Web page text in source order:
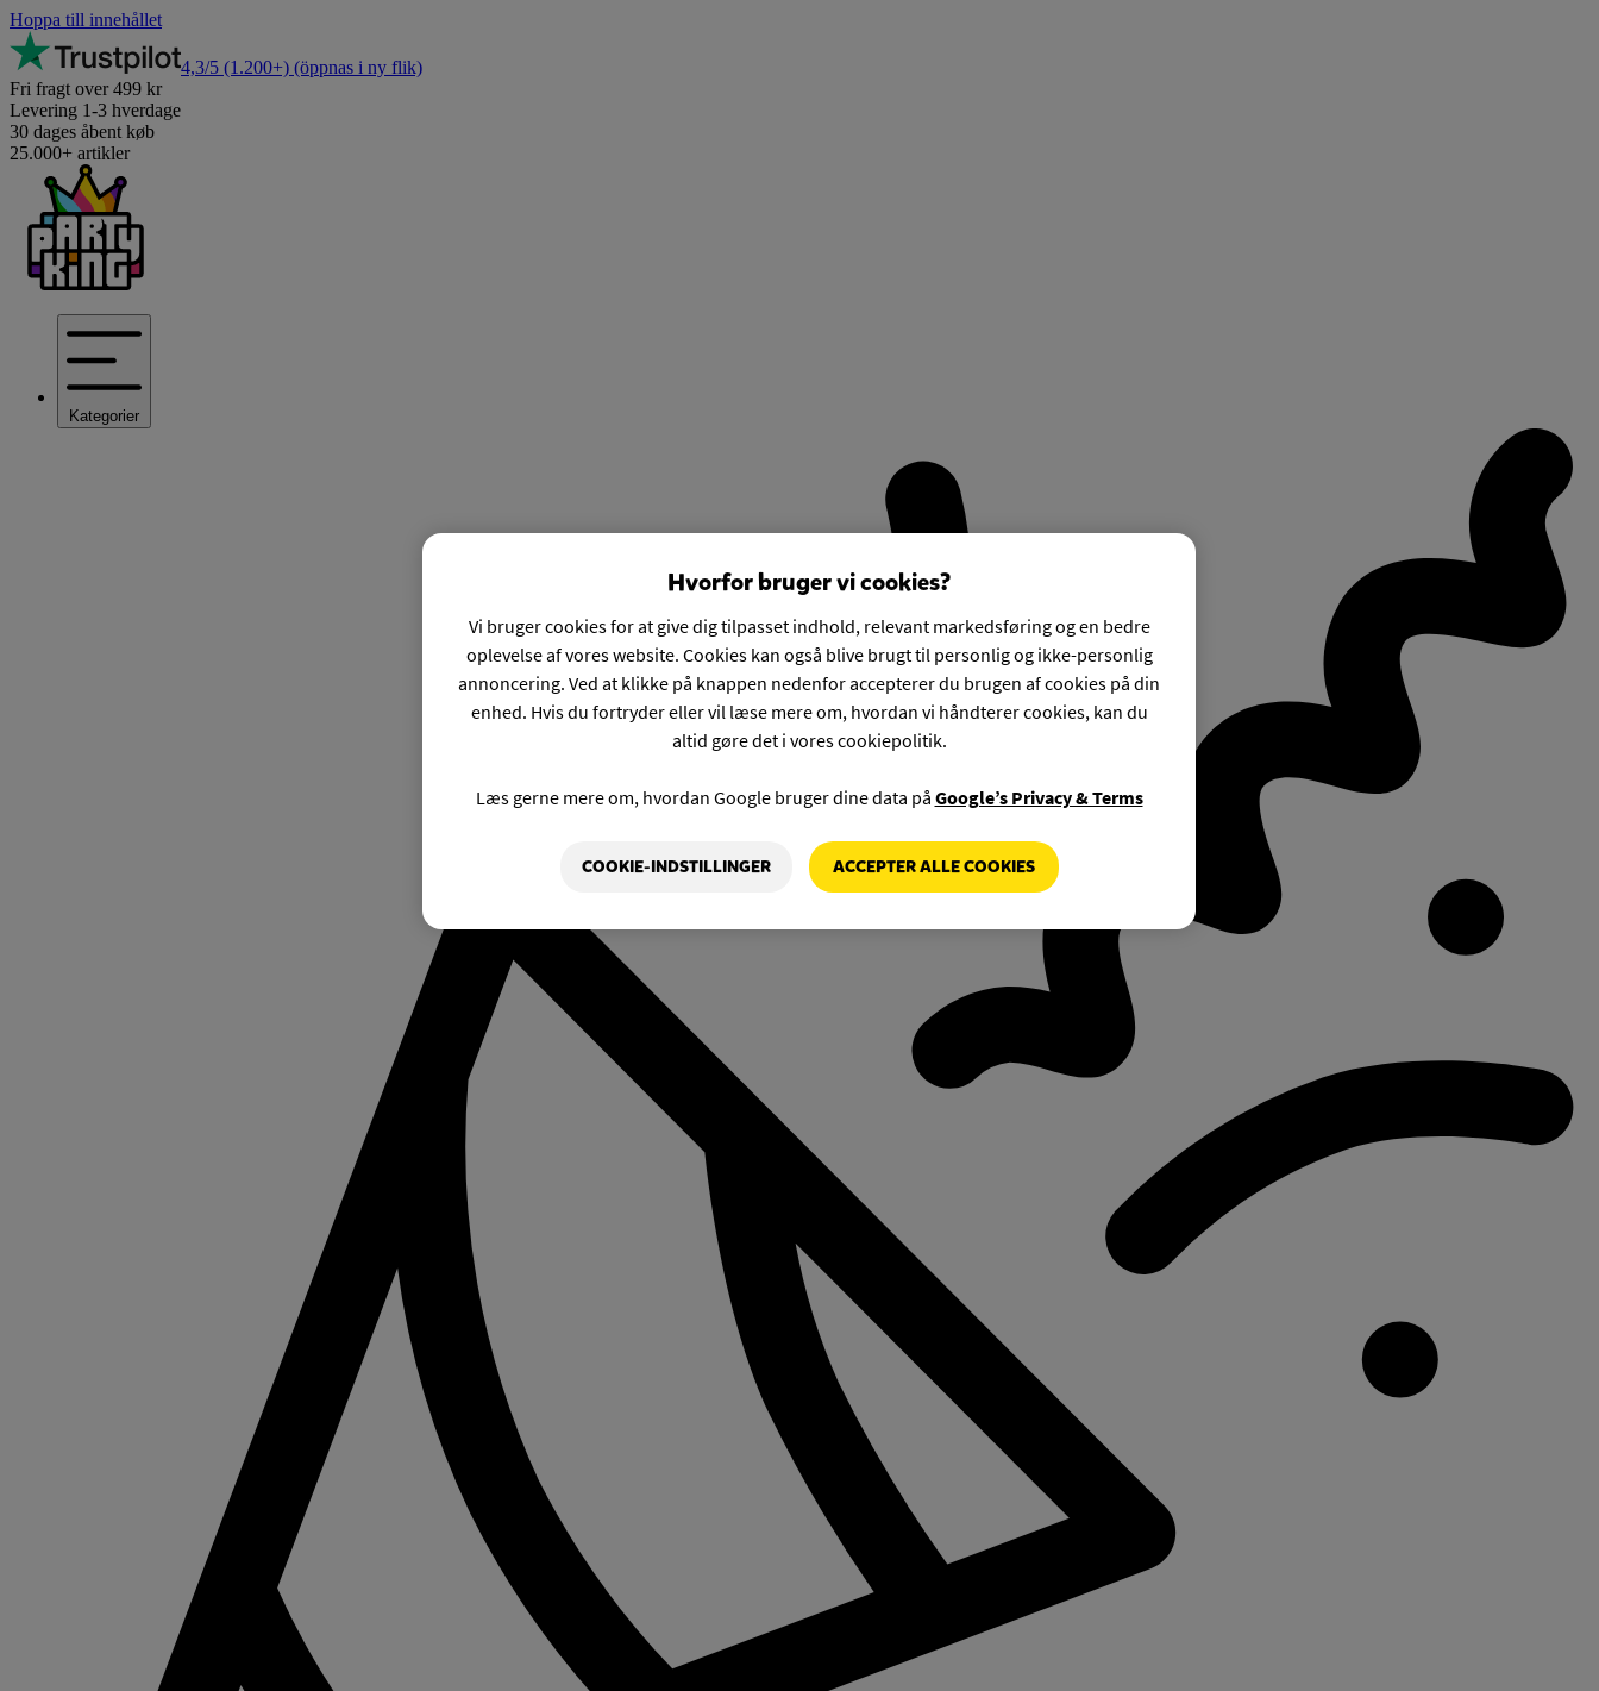
Hoppa till innehållet
4,3/5 (1.200+) (öppnas i ny flik)
Fri fragt over 499 kr
Levering 1-3 hverdage
30 dages åbent køb
25.000+ artikler
Kategorier
Hvorfor bruger vi cookies?
Vi bruger cookies for at give dig tilpasset indhold, relevant markedsføring og en bedre
oplevelse af vores website. Cookies kan også blive brugt til personlig og ikke-personlig
annoncering. Ved at klikke på knappen nedenfor accepterer du brugen af cookies på din
enhed. Hvis du fortryder eller vil læse mere om, hvordan vi håndterer cookies, kan du
altid gøre det i vores cookiepolitik.
Læs gerne mere om, hvordan Google bruger dine data på Google’s Privacy & Terms
COOKIE-INDSTILLINGER ACCEPTER ALLE COOKIES